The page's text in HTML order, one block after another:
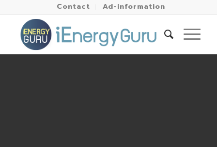
Contact Ad-information